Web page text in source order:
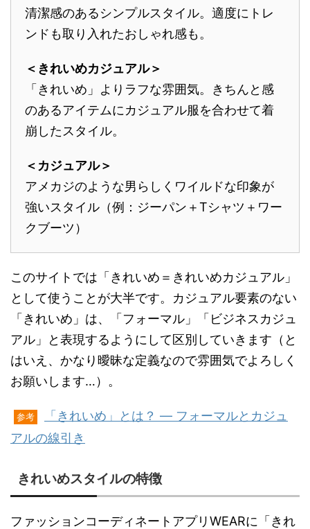
清潔感のあるシンプルスタイル。適度にトレ
ンドも取り入れたおしゃれ感も。
＜きれいめカジュアル＞
「きれいめ」よりラフな雰囲気。きちんと感
のあるアイテムにカジュアル服を合わせて着
崩したスタイル。
＜カジュアル＞
アメカジのような男らしくワイルドな印象が
強いスタイル（例：ジーパン＋Tシャツ＋ワー
クブーツ）
このサイトでは「きれいめ＝きれいめカジュアル」
として使うことが大半です。カジュアル要素のない
「きれいめ」は、「フォーマル」「ビジネスカジュ
アル」と表現するようにして区別していきます（と
はいえ、かなり曖昧な定義なので雰囲気でよろしく
お願いします…）。
参考
「きれいめ」とは？ ― フォーマルとカジュ
アルの線引き
きれいめスタイルの特徴
ファッションコーディネートアプリWEARに「きれ